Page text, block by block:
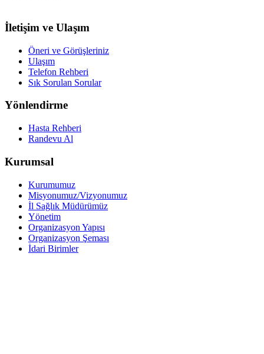
İletişim ve Ulaşım
Öneri ve Görüşleriniz
Ulaşım
Telefon Rehberi
Sık Sorulan Sorular
Yönlendirme
Hasta Rehberi
Randevu Al
Kurumsal
Kurumumuz
Misyonumuz/Vizyonumuz
İl Sağlık Müdürümüz
Yönetim
Organizasyon Yapısı
Organizasyon Şeması
İdari Birimler